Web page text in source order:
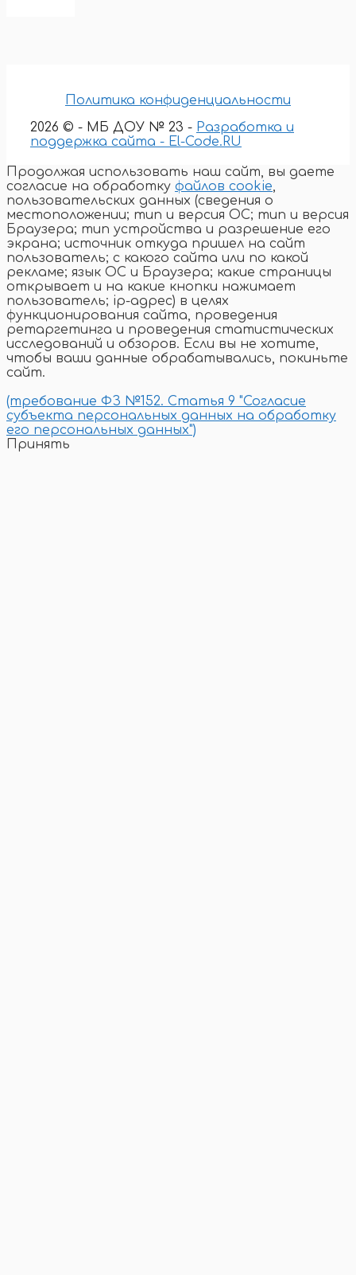
Политика конфиденциальности
2026 © - МБ ДОУ № 23 - Разработка и
поддержка сайта - El-Code.RU
Продолжая использовать наш сайт, вы даете
согласие на обработку файлов cookie,
пользовательских данных (сведения о
местоположении; тип и версия ОС; тип и версия
Браузера; тип устройства и разрешение его
экрана; источник откуда пришел на сайт
пользователь; с какого сайта или по какой
рекламе; язык ОС и Браузера; какие страницы
открывает и на какие кнопки нажимает
пользователь; ip-адрес) в целях
функционирования сайта, проведения
ретаргетинга и проведения статистических
исследований и обзоров. Если вы не хотите,
чтобы ваши данные обрабатывались, покиньте
сайт.
(требование ФЗ №152. Статья 9 "Согласие
субъекта персональных данных на обработку
его персональных данных")
Принять